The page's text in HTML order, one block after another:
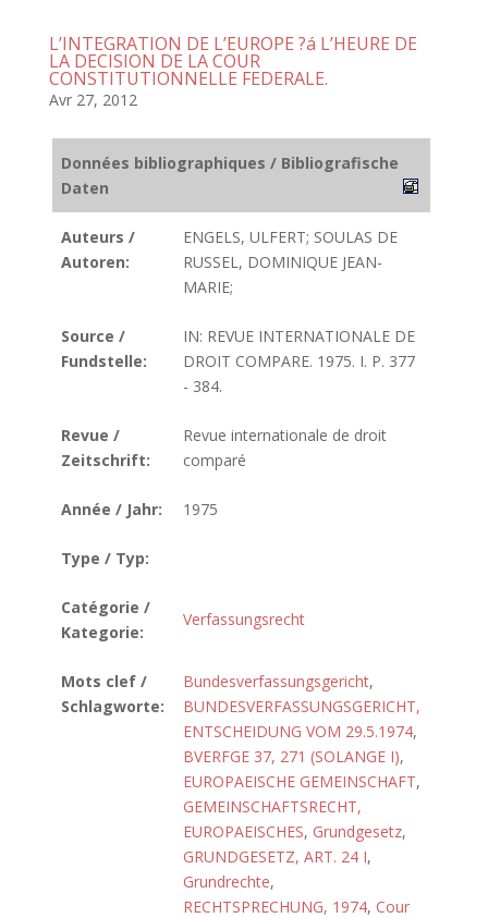
L’INTEGRATION DE L’EUROPE ?á L’HEURE DE
LA DECISION DE LA COUR
CONSTITUTIONNELLE FEDERALE.
Avr 27, 2012
Données bibliographiques / Bibliografische
Daten
Auteurs /
Autoren:
ENGELS, ULFERT; SOULAS DE
RUSSEL, DOMINIQUE JEAN-
MARIE;
Source /
Fundstelle:
IN: REVUE INTERNATIONALE DE
DROIT COMPARE. 1975. I. P. 377
- 384.
Revue /
Zeitschrift:
Revue internationale de droit
comparé
Année / Jahr: 1975
Type / Typ:
Catégorie /
Kategorie:
Verfassungsrecht
Mots clef /
Schlagworte:
Bundesverfassungsgericht,
BUNDESVERFASSUNGSGERICHT,
ENTSCHEIDUNG VOM 29.5.1974,
BVERFGE 37, 271 (SOLANGE I),
EUROPAEISCHE GEMEINSCHAFT,
GEMEINSCHAFTSRECHT,
EUROPAEISCHES, Grundgesetz,
GRUNDGESETZ, ART. 24 I,
Grundrechte,
RECHTSPRECHUNG, 1974, Cour